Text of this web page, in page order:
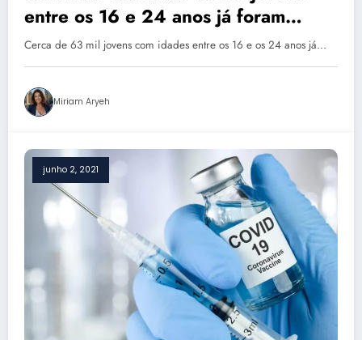
entre os 16 e 24 anos já foram
vacinados em Portugal
Cerca de 63 mil jovens com idades entre os 16 e os 24 anos já…
Miriam Aryeh
junho 2, 2021